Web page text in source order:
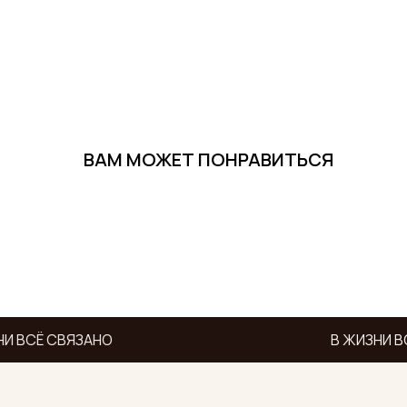
ВАМ МОЖЕТ ПОНРАВИТЬСЯ
ВСЁ СВЯЗАНО В ЖИЗНИ